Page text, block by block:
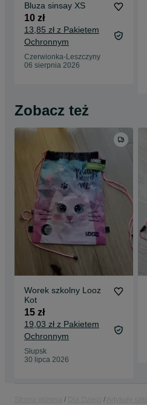
Bluza sinsay XS
10 zł
13,85 zł z Pakietem
Ochronnym
Czerwionka-Leszczyny
06 sierpnia 2026
Zobacz też
Worek szkolny Looz
Kot
15 zł
19,03 zł z Pakietem
Ochronnym
Słupsk
30 lipca 2026